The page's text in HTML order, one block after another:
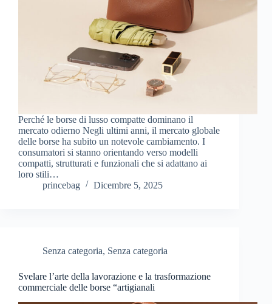
Perché le borse di lusso compatte dominano il
mercato odierno Negli ultimi anni, il mercato globale
delle borse ha subito un notevole cambiamento. I
consumatori si stanno orientando verso modelli
compatti, strutturati e funzionali che si adattano ai
loro stili…
princebag
Dicembre 5, 2025
Senza categoria, Senza categoria
Svelare l’arte della lavorazione e la trasformazione
commerciale delle borse “artigianali